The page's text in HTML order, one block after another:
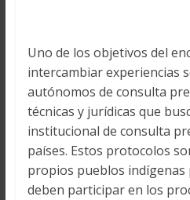
Uno de los objetivos del
intercambiar experiencias
autónomos de consulta
técnicas y jurídicas que
institucional de consulta
países. Estos protocolos
propios pueblos indígenas
deben participar en los